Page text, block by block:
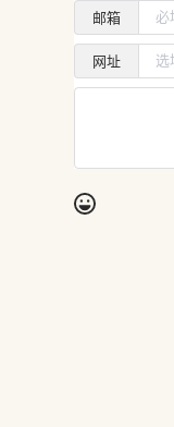
邮箱
网址